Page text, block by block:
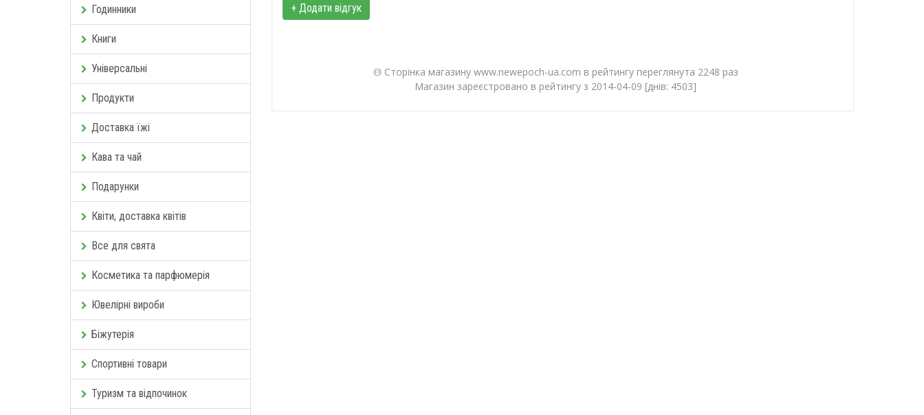
Годинники
Книги
Універсальні
Продукти
Доставка їжі
Кава та чай
Подарунки
Квіти, доставка квітів
Все для свята
Косметика та парфюмерія
Ювелірні вироби
Біжутерія
Спортивні товари
Туризм та відпочинок
+ Додати відгук
Сторінка магазину www.newepoch-ua.com в рейтингу переглянута 2248 раз
Магазин зареєстровано в рейтингу з 2014-04-09 [днів: 4503]